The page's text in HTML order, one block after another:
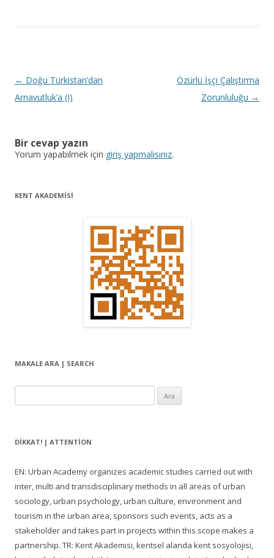
Y
a
d
a
← Doğu Türkistan’dan
Arnavutluk’a (I)
Özürlü İşçi Çalıştırma
Zorunluluğu →
Bir cevap yazın
Yorum yapabilmek için giriş yapmalısınız.
KENT AKADEMİSİ
MAKALE ARA | SEARCH
DIKKAT! | ATTENTION
EN: Urban Academy organizes academic studies carried out with
inter, multi and transdisciplinary methods in all areas of urban
sociology, urban psychology, urban culture, environment and
tourism in the urban area, sponsors such events, acts as a
stakeholder and takes part in projects within this scope makes a
partnership. TR: Kent Akademisi, kentsel alanda kent sosyolojisi,